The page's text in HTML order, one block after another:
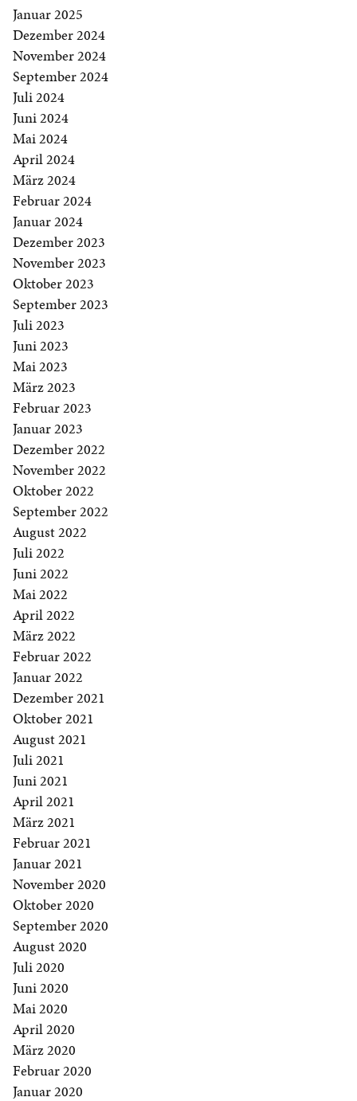
Januar 2025
Dezember 2024
November 2024
September 2024
Juli 2024
Juni 2024
Mai 2024
April 2024
März 2024
Februar 2024
Januar 2024
Dezember 2023
November 2023
Oktober 2023
September 2023
Juli 2023
Juni 2023
Mai 2023
März 2023
Februar 2023
Januar 2023
Dezember 2022
November 2022
Oktober 2022
September 2022
August 2022
Juli 2022
Juni 2022
Mai 2022
April 2022
März 2022
Februar 2022
Januar 2022
Dezember 2021
Oktober 2021
August 2021
Juli 2021
Juni 2021
April 2021
März 2021
Februar 2021
Januar 2021
November 2020
Oktober 2020
September 2020
August 2020
Juli 2020
Juni 2020
Mai 2020
April 2020
März 2020
Februar 2020
Januar 2020